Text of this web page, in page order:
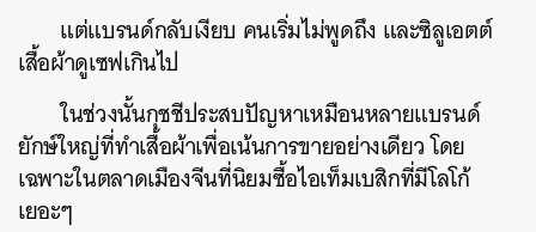
แต่แบรนด์กลับเงียบ คนเริ่มไม่พูดถึง และซิลูเอตต์
เสื้อผ้าดูเซฟเกินไป
ในช่วงนั้นกุชชีประสบปัญหาเหมือนหลายแบรนด์
ยักษ์ใหญ่ที่ทำเสื้อผ้าเพื่อเน้นการขายอย่างเดียว โดย
เฉพาะในตลาดเมืองจีนที่นิยมซื้อไอเท็มเบสิกที่มีโลโก้
เยอะๆ